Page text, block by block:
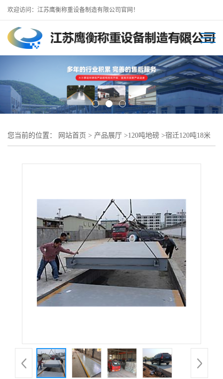
欢迎访问：江苏鹰衡称重设备制造有限公司官网！
您当前的位置： 网站首页 > 产品展厅 >120吨地磅 >宿迁120吨18米